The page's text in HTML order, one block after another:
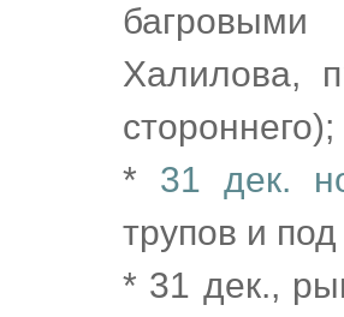
Халилова,
* 31 дек.
трупов и
* 31 дек.,